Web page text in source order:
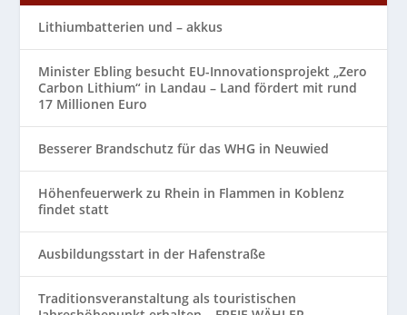
Lithiumbatterien und – akkus
Minister Ebling besucht EU-Innovationsprojekt „Zero
Carbon Lithium“ in Landau – Land fördert mit rund
17 Millionen Euro
Besserer Brandschutz für das WHG in Neuwied
Höhenfeuerwerk zu Rhein in Flammen in Koblenz
findet statt
Ausbildungsstart in der Hafenstraße
Traditionsveranstaltung als touristischen